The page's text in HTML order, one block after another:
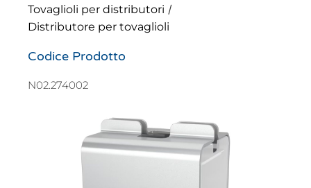
Tovaglioli per distributori /
Distributore per tovaglioli
Codice Prodotto
N02.274002